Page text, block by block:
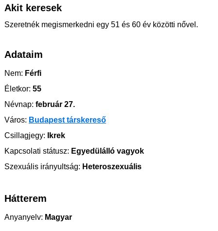
Akit keresek
Szeretnék megismerkedni egy 51 és 60 év közötti nővel.
Adataim
Nem: Férfi
Életkor: 55
Névnap: február 27.
Város: Budapest társkereső
Csillagjegy: Ikrek
Kapcsolati státusz: Egyedülálló vagyok
Szexuális irányultság: Heteroszexuális
Hátterem
Anyanyelv: Magyar